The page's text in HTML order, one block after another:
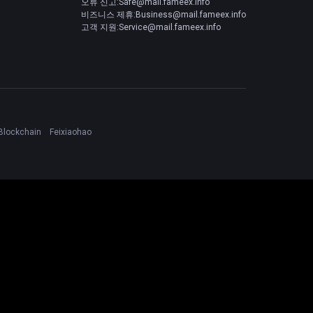
비즈니스 제휴:Business@mail.fameex.info
고객 지원:Service@mail.fameex.info
Feixiaohao